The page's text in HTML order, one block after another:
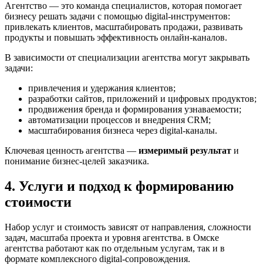
Агентство — это команда специалистов, которая помогает
бизнесу решать задачи с помощью digital-инструментов:
привлекать клиентов, масштабировать продажи, развивать
продукты и повышать эффективность онлайн-каналов.
В зависимости от специализации агентства могут закрывать
задачи:
привлечения и удержания клиентов;
разработки сайтов, приложений и цифровых продуктов;
продвижения бренда и формирования узнаваемости;
автоматизации процессов и внедрения CRM;
масштабирования бизнеса через digital-каналы.
Ключевая ценность агентства — измеримый результат и
понимание бизнес-целей заказчика.
4. Услуги и подход к формированию
стоимости
Набор услуг и стоимость зависят от направления, сложности
задач, масштаба проекта и уровня агентства. в Омске
агентства работают как по отдельным услугам, так и в
формате комплексного digital-сопровождения.